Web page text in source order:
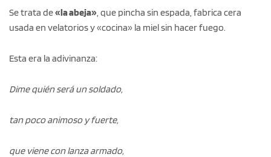
Se trata de«la abeja», que pincha sin espada, fabrica cera
usada en velatorios y «cocina» la miel sin hacer fuego.
Esta era la adivinanza:
Dime quién será un soldado,
tan poco animoso y fuerte,
que viene con lanza armado,